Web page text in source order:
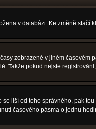
v databázi. Ke změně stačí
zobrazené v jiném
Takže pokud nejste
liší od toho správného, pak
časového pásma o jednu